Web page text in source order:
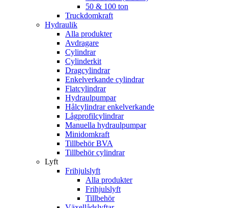
50 & 100 ton
Truckdomkraft
Hydraulik
Alla produkter
Avdragare
Cylindrar
Cylinderkit
Dragcylindrar
Enkelverkande cylindrar
Flatcylindrar
Hydraulpumpar
Hålcylindrar enkelverkande
Lågprofilcylindrar
Manuella hydraulpumpar
Minidomkraft
Tillbehör BVA
Tillbehör cylindrar
Lyft
Frihjulslyft
Alla produkter
Frihjulslyft
Tillbehör